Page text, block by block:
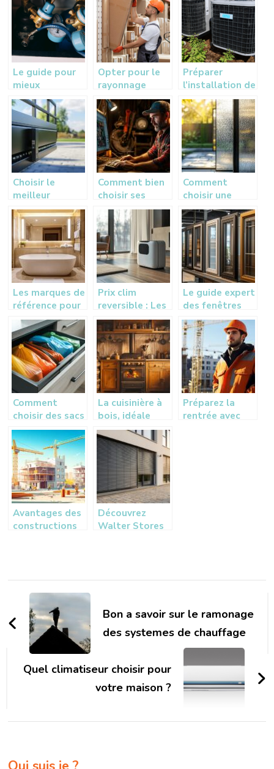
adequate
Le guide pour
mieux
comprendre le
flexible pour
nettoyeur
haute pression
Opter pour le
rayonnage
cantilever pour
un stockage
efficace
Préparer
l’installation de
votre pompe à
chaleur et
climatisation à
La Rochelle
Choisir le
meilleur
moteur de
portail
coulissant pour
votre domicile
Comment bien
choisir ses
pièces
détachées
agricoles en
ligne pour vos
équipements
Comment
choisir une
porte d’entrée
vitrée pour
votre maison :
guide de styles
et matériaux
Les marques de
référence pour
un éclairage de
salle de bain
aux normes
Prix clim
reversible : Les
tendances
tarifaires 2025
et conseils
d’experts
Le guide expert
des fenêtres
Leroy Merlin :
performances
et matériaux au
banc d’essai
Comment
choisir des sacs
poubelles anti-
odeurs pour la
cuisine pour
une maison
plus fraiche
La cuisinière à
bois, idéale
pour associer
tradition et
confort
Préparez la
rentrée avec
Avantages des
constructions
industries
Découvrez
Walter Stores
menuiserie
Navigation
d'article
Bon a savoir sur le ramonage
des systemes de chauffage
Quel climatiseur choisir pour
votre maison ?